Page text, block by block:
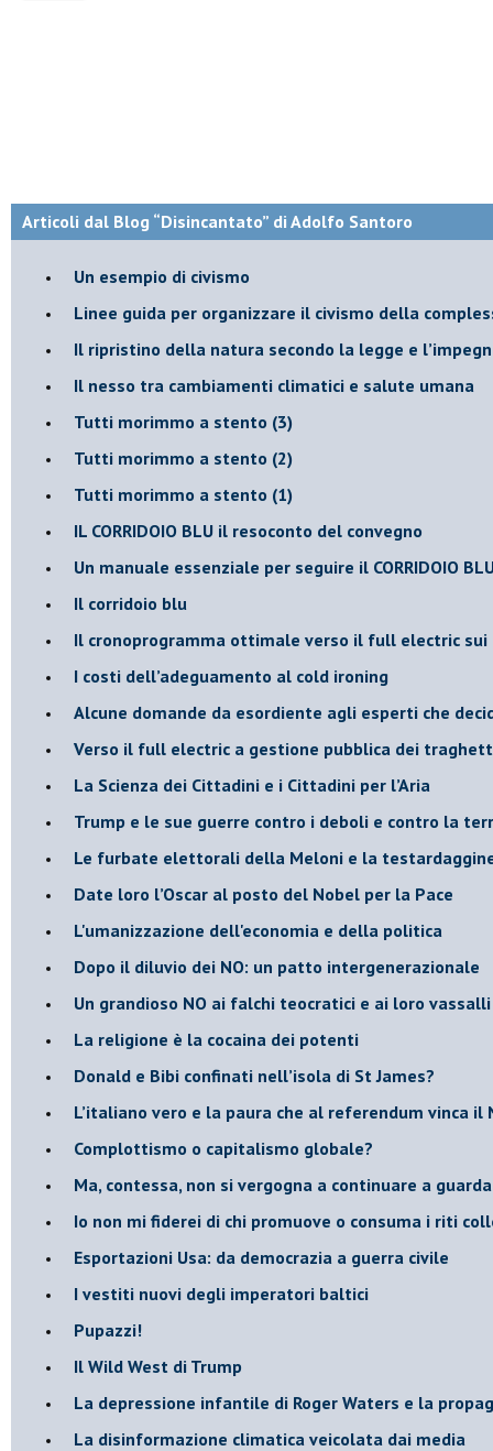
Articoli dal Blog “Disincantato” di Adolfo Santoro
​Un esempio di civismo
​Linee guida per organizzare il civismo della
​Il ripristino della natura secondo la legge e
Il nesso tra cambiamenti climatici e salute umana
Tutti morimmo a stento (3)
Tutti morimmo a stento (2)
​Tutti morimmo a stento (1)
IL CORRIDOIO BLU il resoconto del convegno
Un manuale essenziale per seguire il CORRIDOIO
Il corridoio blu
​Il cronoprogramma ottimale verso il full electric
​I costi dell’adeguamento al cold ironing
Alcune domande da esordiente agli esperti che
Verso il full electric a gestione pubblica dei
​La Scienza dei Cittadini e i Cittadini per l’Aria
Trump e le sue guerre contro i deboli e contro la
​Le furbate elettorali della Meloni e la
​Date loro l’Oscar al posto del Nobel per la Pace
L'umanizzazione dell'economia e della politica
​Dopo il diluvio dei NO: un patto intergenerazionale
​Un grandioso NO ai falchi teocratici e ai loro vassalli
La religione è la cocaina dei potenti
Donald e Bibi confinati nell’isola di St James?
L’italiano vero e la paura che al referendum vinca il
​Complottismo o capitalismo globale?
​Ma, contessa, non si vergogna a continuare a
​Io non mi fiderei di chi promuove o consuma i riti
Esportazioni Usa: da democrazia a guerra civile
​I vestiti nuovi degli imperatori baltici
​Pupazzi!
​Il Wild West di Trump
​La depressione infantile di Roger Waters e la
​La disinformazione climatica veicolata dai media